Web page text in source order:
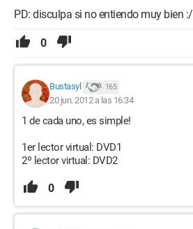
PD: disculpa si no entiendo muy bien :/
0
Bustasyl 165
20 jun. 2012 a las 16:34
1 de cada uno, es simple!
1er lector virtual: DVD1
2º lector virtual: DVD2
0